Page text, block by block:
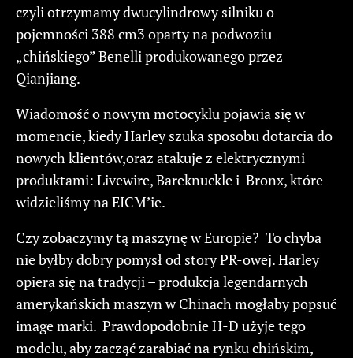
czyli otrzymamy dwucylindrowy silniku o
pojemności 388 cm3 oparty na podwoziu
„chińskiego” Benelli produkowanego przez
Qianjiang.
Wiadomość o nowym motocyklu pojawia się w
momencie, kiedy Harley szuka sposobu dotarcia do
nowych klientów,oraz atakuje z elektrycznymi
produktami: Livewire, Bareknuckle i Bronx, które
widzieliśmy na EICM’ie.
Czy zobaczymy tą maszynę w Europie? To chyba
nie byłby dobry pomysł od story PR-owej. Harley
opiera się na tradycji – produkcja legendarnych
amerykańskich maszyn w Chinach mogłaby popsuć
image marki. Prawdopodobnie H-D użyje tego
modelu, aby zacząć zarabiać na rynku chińskim,